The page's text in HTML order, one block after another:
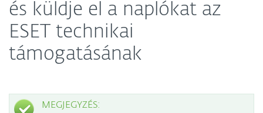
és küldje el a naplókat az
ESET technikai
támogatásának
MEGJEGYZÉS: